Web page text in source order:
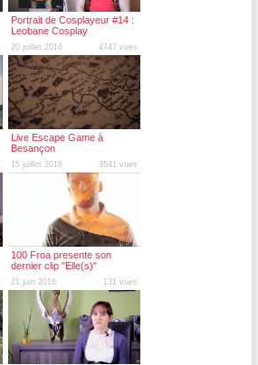
Portrait de Cosplayeur #14 :
Leobane Cosplay
20 juillet 2016 4747 vues
Live Escape Game à
Besançon
15 juillet 2016 3541 vues
100 Froa presente son
dernier clip "Elle(s)"
21 juin 2016 131 vues